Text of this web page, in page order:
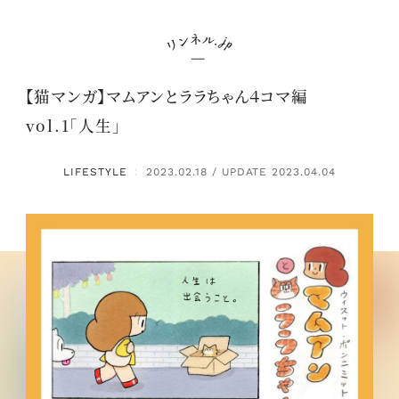
【猫マンガ】マムアンとララちゃん４コマ編
vol.1「人生」
LIFESTYLE ： 2023.02.18 / UPDATE 2023.04.04